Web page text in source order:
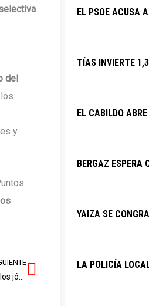
del
y
Siguiente
EL PSOE ACUSA
TÍAS INVIERTE
EL CABILDO
BERGAZ ESPERA
YAIZA SE
LA POLICÍA